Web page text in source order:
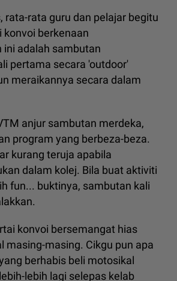
rata-rata guru dan pelajar begitu
berkenaan
ini adalah sambutan
pertama secara 'outdoor'
meraikannya secara dalam
anjur sambutan merdeka,
program yang berbeza-beza.
kurang teruja apabila
dalam kolej. Bila buat aktiviti
fun... buktinya, sambutan kali
konvoi bersemangat hias
masing-masing. Cikgu pun apa
berhabis beli motosikal
lebih lagi selepas kelab